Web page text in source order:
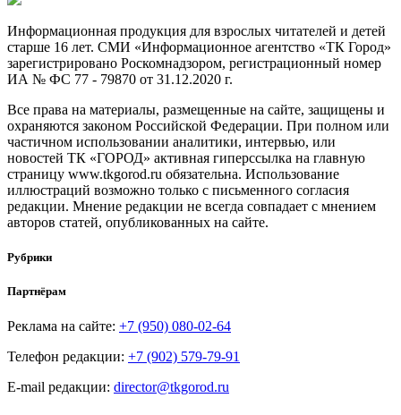
Информационная продукция для взрослых читателей и детей
старше 16 лет. СМИ «Информационное агентство «ТК Город»
зарегистрировано Роскомнадзором, регистрационный номер
ИА № ФС 77 - 79870 от 31.12.2020 г.
Все права на материалы, размещенные на сайте, защищены и
охраняются законом Российской Федерации. При полном или
частичном использовании аналитики, интервью, или
новостей ТК «ГОРОД» активная гиперссылка на главную
страницу www.tkgorod.ru обязательна. Использование
иллюстраций возможно только с письменного согласия
редакции. Мнение редакции не всегда совпадает с мнением
авторов статей, опубликованных на сайте.
Рубрики
Партнёрам
Реклама на сайте: +7 (950) 080-02-64
Телефон редакции: +7 (902) 579-79-91
E-mail редакции: director@tkgorod.ru